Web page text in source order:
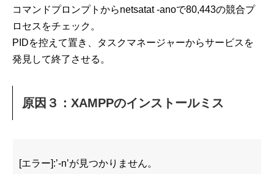
コマンドプロンプトからnetsatat -anoで80,443の競合プ
ロセスをチェック。
PIDを控えて置き、タスクマネージャーからサービスを
発見して終了させる。
原因３：XAMPPのインストールミス
[エラー]:’-n’が見つかりません。